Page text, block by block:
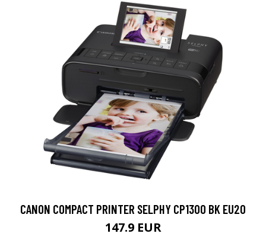
CANON COMPACT PRINTER SELPHY CP1300 BK EU20
147.9 EUR